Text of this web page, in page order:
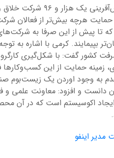
کرمی، با اشاره به
هرچه بیش‌تر از فعالان
که تا پیش از این صرفا به
بپیمایند. کرمی با اشاره به
کشور گفت: با شکل‌گیری
زمینه حمایت از این
به وجود اوردن یک زیست‌بوم
دانست و افزود: معاونت علمی
ایجاد اکوسیستم است که در آن
اینفو